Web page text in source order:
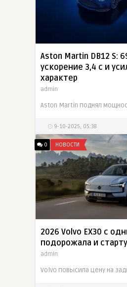
Aston Martin DB12 S:
ускорение 3,4 с и
характер
admin
9-10-2025, 05:38
0 НОВОСТИ
2026 Volvo EX30 с
подорожала и
admin